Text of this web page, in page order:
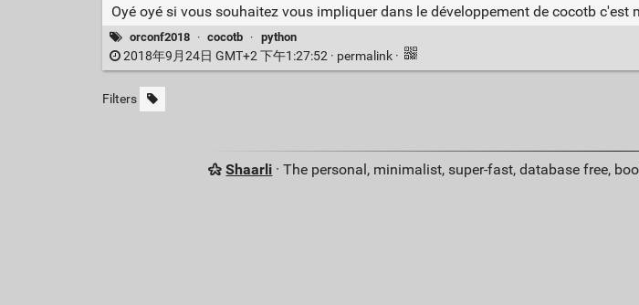
Oyé oyé si vous souhaitez vous impliquer dans le développement de cocotb c'est
orconf2018 · cocotb · python
2018年9月24日 GMT+2 下午1:27:52 · permalink ·
Filters
Shaarli · The personal, minimalist, super-fast, database free,